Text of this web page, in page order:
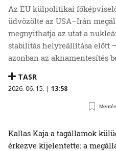
Az EU külpolitikai
üdvözölte az USA–Irán
megnyithatja az utat a
stabilitás helyreállítása előtt
azonban az aknamentesítés
TASR
2026. 06. 15. | 13:58
Kallas Kaja a tagállamok külügyminiszteri tanácskozására
érkezve kijelentette: a